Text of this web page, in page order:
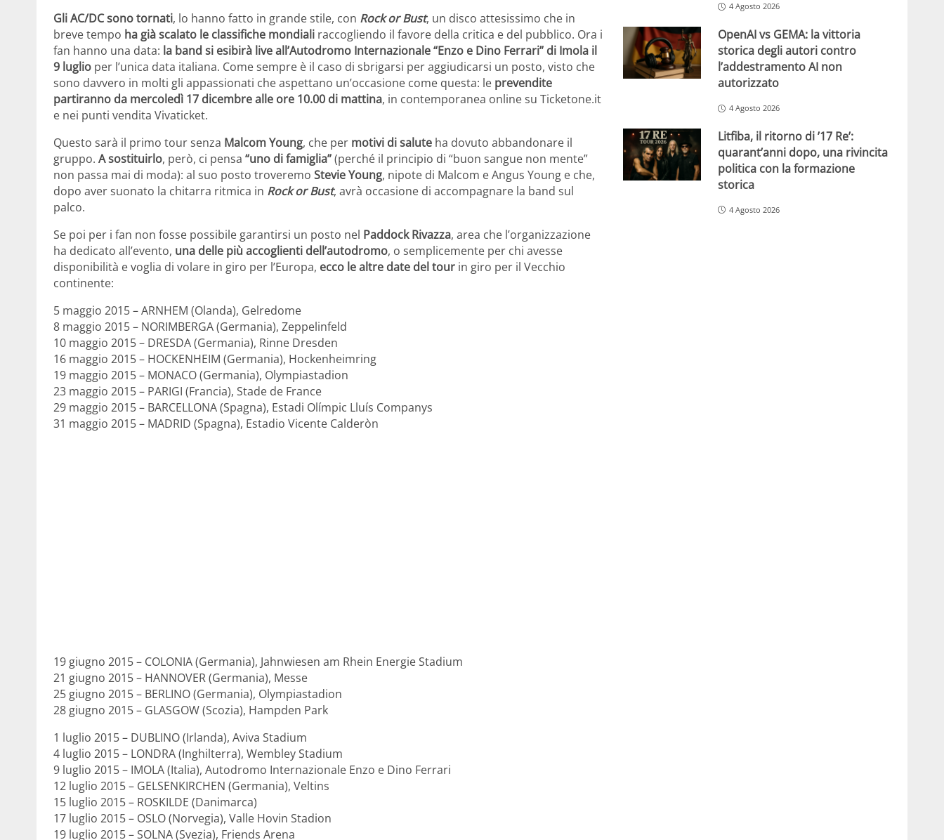
Gli AC/DC sono tornati, lo hanno fatto in grande stile, con Rock or Bust, un disco attesissimo che in
breve tempo ha già scalato le classifiche mondiali raccogliendo il favore della critica e del pubblico. Ora i
fan hanno una data: la band si esibirà live all’Autodromo Internazionale “Enzo e Dino Ferrari” di Imola il
9 luglio per l’unica data italiana. Come sempre è il caso di sbrigarsi per aggiudicarsi un posto, visto che
sono davvero in molti gli appassionati che aspettano un’occasione come questa: le prevendite
partiranno da mercoledì 17 dicembre alle ore 10.00 di mattina, in contemporanea online su Ticketone.it
e nei punti vendita Vivaticket.
Questo sarà il primo tour senza Malcom Young, che per motivi di salute ha dovuto abbandonare il
gruppo. A sostituirlo, però, ci pensa “uno di famiglia”(perché il principio di “buon sangue non mente”
non passa mai di moda): al suo posto troveremo Stevie Young, nipote di Malcom e Angus Young e che,
dopo aver suonato la chitarra ritmica in Rock or Bust, avrà occasione di accompagnare la band sul
palco.
Se poi per i fan non fosse possibile garantirsi un posto nel Paddock Rivazza, area che l’organizzazione
ha dedicato all’evento, una delle più accoglienti dell’autodromo, o semplicemente per chi avesse
disponibilità e voglia di volare in giro per l’Europa, ecco le altre date del tour in giro per il Vecchio
continente:
5 maggio 2015 – ARNHEM (Olanda), Gelredome
8 maggio 2015 – NORIMBERGA (Germania), Zeppelinfeld
10 maggio 2015 – DRESDA (Germania), Rinne Dresden
16 maggio 2015 – HOCKENHEIM (Germania), Hockenheimring
19 maggio 2015 – MONACO (Germania), Olympiastadion
23 maggio 2015 – PARIGI (Francia), Stade de France
29 maggio 2015 – BARCELLONA (Spagna), Estadi Olímpic Lluís Companys
31 maggio 2015 – MADRID (Spagna), Estadio Vicente Calderòn
19 giugno 2015 – COLONIA (Germania), Jahnwiesen am Rhein Energie Stadium
21 giugno 2015 – HANNOVER (Germania), Messe
25 giugno 2015 – BERLINO (Germania), Olympiastadion
28 giugno 2015 – GLASGOW (Scozia), Hampden Park
1 luglio 2015 – DUBLINO (Irlanda), Aviva Stadium
4 luglio 2015 – LONDRA (Inghilterra), Wembley Stadium
9 luglio 2015 – IMOLA (Italia), Autodromo Internazionale Enzo e Dino Ferrari
12 luglio 2015 – GELSENKIRCHEN (Germania), Veltins
15 luglio 2015 – ROSKILDE (Danimarca)
17 luglio 2015 – OSLO (Norvegia), Valle Hovin Stadion
19 luglio 2015 – SOLNA (Svezia), Friends Arena
4 Agosto 2026
OpenAI vs GEMA: la vittoria
storica degli autori contro
l’addestramento AI non
autorizzato
4 Agosto 2026
Litfiba, il ritorno di ’17 Re’:
quarant’anni dopo, una rivincita
politica con la formazione
storica
4 Agosto 2026